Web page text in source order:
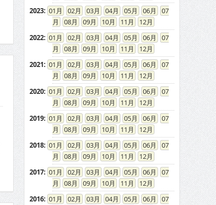
2023: 01 02 03 04 05 06
07
08
09 10 11
12
2022: 01 02 03 04 05 06
07
08
09 10 11
12
2021: 01 02 03 04 05 06
07
08
09 10 11
12
2020: 01 02 03 04 05 06
07
08
09 10 11
12
2019: 01 02 03 04 05 06
07
08
09 10 11
12
2018: 01 02 03 04 05 06
07
08
09 10 11
12
2017: 01 02 03 04 05 06
07
08
09 10 11
12
2016: 01 02 03 04 05 06
07